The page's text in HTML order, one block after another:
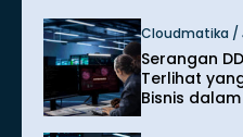
Cloudmatika /
Serangan
Terlihat
Bisnis